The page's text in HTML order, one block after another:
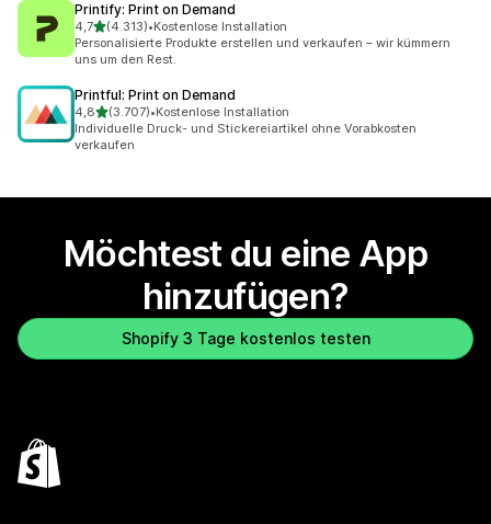
Printify: Print on Demand
4,7von 5 Sternen
(4.313)
4313 Rezensionen insgesamt
•Kostenlose Installation
Personalisierte Produkte erstellen und verkaufen – wir kümmern
uns um den Rest.
Printful: Print on Demand
4,8von 5 Sternen
(3.707)
3707 Rezensionen insgesamt
•Kostenlose Installation
Individuelle Druck- und Stickereiartikel ohne Vorabkosten
verkaufen
Möchtest du eine App
hinzufügen?
Shopify 3 Tage kostenlos testen